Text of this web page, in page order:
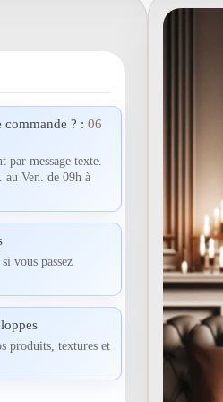
? : 06
par message texte.
Ven. de 09h à
vous passez
produits, textures et